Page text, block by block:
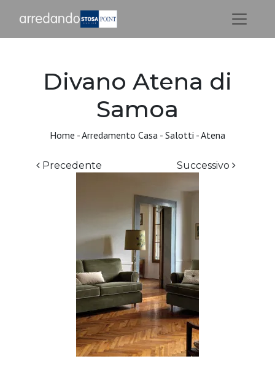
Divano Atena di
Samoa
Home -Arredamento Casa - Salotti -Atena
Precedente Successivo